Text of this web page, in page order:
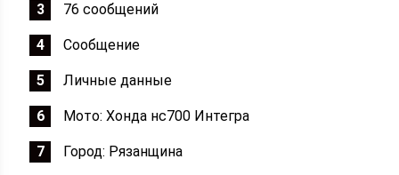
76 сообщений
Сообщение
Личные данные
Мото: Хонда нс700 Интегра
Город: Рязанщина